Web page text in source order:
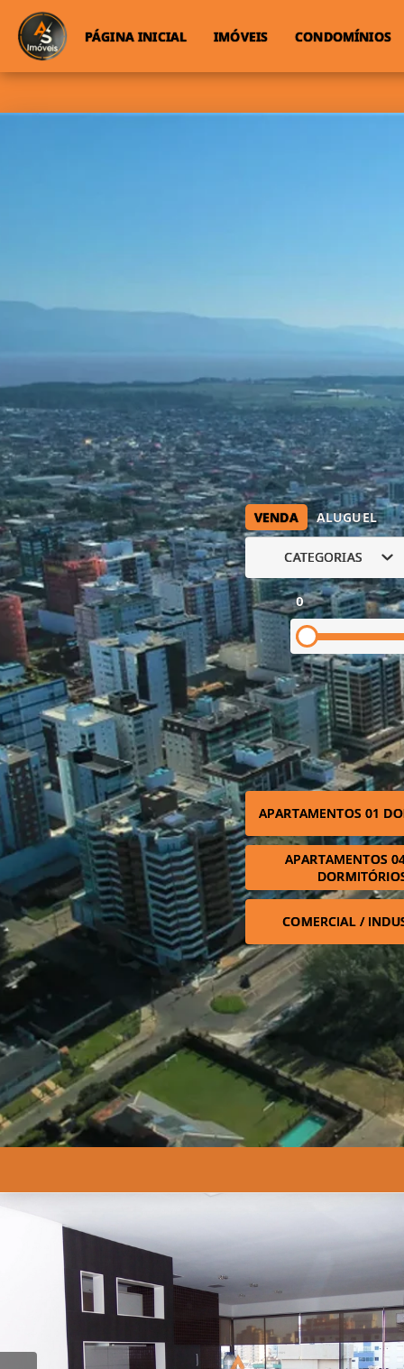
PÁGINA INICIAL IMÓVEIS CONDOMÍNIOS
VENDA ALUGUEL
CATEGORIAS
0
APARTAMENTOS 01
APARTAMENTOS
COMERCIAL /